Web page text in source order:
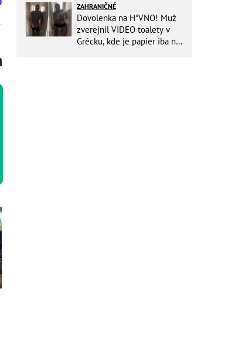
horšie
ZAHRANIČNÉ
Dovolenka na H*VNO! Muž
zverejnil VIDEO toalety v
Grécku, kde je papier iba na